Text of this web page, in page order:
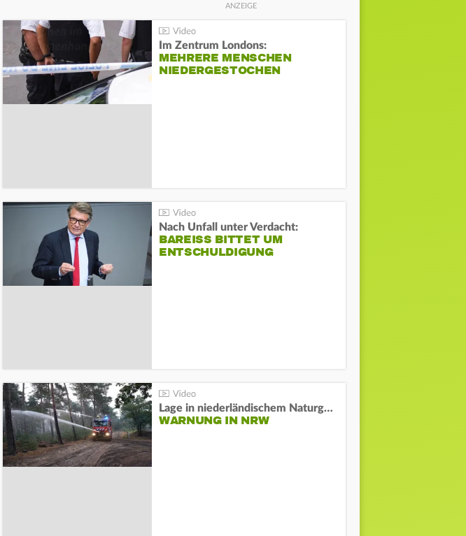
Im Zentrum Londons:
MEHRERE MENSCHEN
NIEDERGESTOCHEN
Nach Unfall unter Verdacht:
BAREISS BITTET UM E
NTSCHULDIGUNG
Lage in niederländischem Naturgebiet stabil
WARNUNG IN NRW